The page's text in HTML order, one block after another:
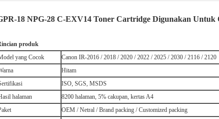
18 NPG-28 C-EXV14 Toner Cartridge Digunakan Untuk
produk
yang Cocok
Canon IR-2016 / 2018 / 2020 / 2022 / 2025 / 2030 / 2116 / 2120
Hitam
ISO, SGS, MSDS
halaman
8200 halaman, 5% cakupan, kertas A4
OEM / Netral / Brand packing / Customized packing